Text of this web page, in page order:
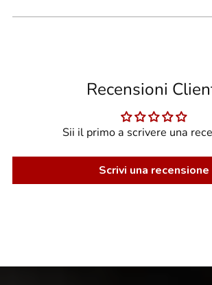
Recensioni
Sii il primo a scrivere una
Scrivi una recensione